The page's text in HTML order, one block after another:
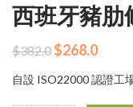
西班牙豬肋
$382.0 原
價
$268.0目
價
自設 ISO22000 認證工